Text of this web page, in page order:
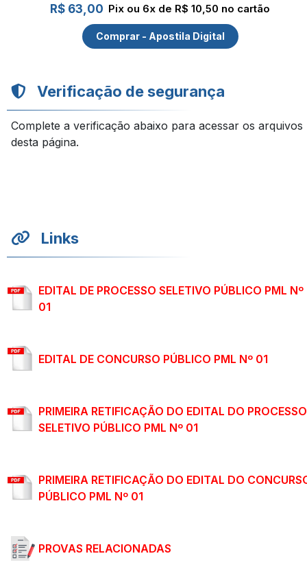
R$ 63,00 Pix ou 6x de R$ 10,50 no cartão
Comprar - Apostila Digital
Verificação de segurança
Complete a verificação abaixo para acessar os arquivos
desta página.
Links
EDITAL DE PROCESSO SELETIVO PÚBLICO PML Nº
01
EDITAL DE CONCURSO PÚBLICO PML Nº 01
PRIMEIRA RETIFICAÇÃO DO EDITAL DO PROCESSO
SELETIVO PÚBLICO PML Nº 01
PRIMEIRA RETIFICAÇÃO DO EDITAL DO
PÚBLICO PML Nº 01
PROVAS RELACIONADAS